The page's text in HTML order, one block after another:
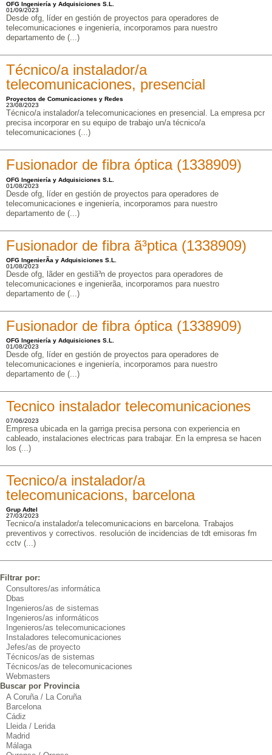
OFG Ingeniería y Adquisiciones S.L.
01/09/2023
Desde ofg, líder en gestión de proyectos para operadores de
telecomunicaciones e ingeniería, incorporamos para nuestro
departamento de (...)
Técnico/a instalador/a
telecomunicaciones, presencial
Proyectos de Comunicaciones y Redes
23/08/2023
Técnico/a instalador/a telecomunicaciones en presencial. La empresa pcr
precisa incorporar en su equipo de trabajo un/a técnico/a
telecomunicaciones (...)
Fusionador de fibra óptica (1338909)
OFG Ingeniería y Adquisiciones S.L.
01/08/2023
Desde ofg, líder en gestión de proyectos para operadores de
telecomunicaciones e ingeniería, incorporamos para nuestro
departamento de (...)
Fusionador de fibra ã³ptica (1338909)
OFG IngenierÃ­a y Adquisiciones S.L.
01/08/2023
Desde ofg, lã­der en gestiã³n de proyectos para operadores de
telecomunicaciones e ingenierã­a, incorporamos para nuestro
departamento de (...)
Fusionador de fibra óptica (1338909)
OFG Ingeniería y Adquisiciones S.L.
01/08/2023
Desde ofg, líder en gestión de proyectos para operadores de
telecomunicaciones e ingeniería, incorporamos para nuestro
departamento de (...)
Tecnico instalador telecomunicaciones
07/06/2023
Empresa ubicada en la garriga precisa persona con experiencia en
cableado, instalaciones electricas para trabajar. En la empresa se hacen
los (...)
Tecnico/a instalador/a
telecomunicacions, barcelona
Grup Adtel
27/03/2023
Tecnico/a instalador/a telecomunicacions en barcelona. Trabajos
preventivos y correctivos. resolución de incidencias de tdt emisoras fm
cctv (...)
Filtrar por:
Consultores/as informática
Dbas
Ingenieros/as de sistemas
Ingenieros/as informáticos
Ingenieros/as telecomunicaciones
Instaladores telecomunicaciones
Jefes/as de proyecto
Técnicos/as de sistemas
Técnicos/as de telecomunicaciones
Webmasters
Buscar por Provincia
A Coruña / La Coruña
Barcelona
Cádiz
Lleida / Lerida
Madrid
Málaga